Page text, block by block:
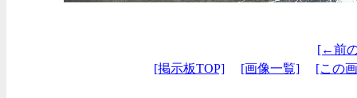
[←前
[掲示板TOP]
[画像一覧] [この